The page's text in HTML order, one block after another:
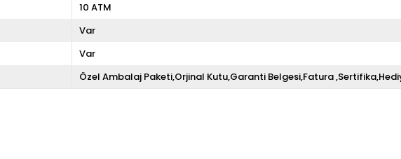
10 ATM
Var
Var
Özel Ambalaj Paketi,Orjinal Kutu,Garanti Belgesi,Fatura